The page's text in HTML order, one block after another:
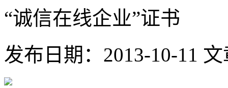
“诚信在线企业”证书
发布日期：2013-10-11